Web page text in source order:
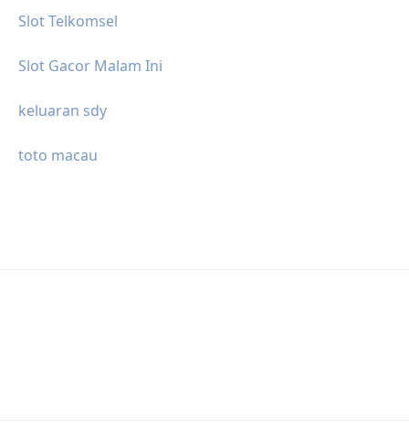
Slot Telkomsel
Slot Gacor Malam Ini
keluaran sdy
toto macau